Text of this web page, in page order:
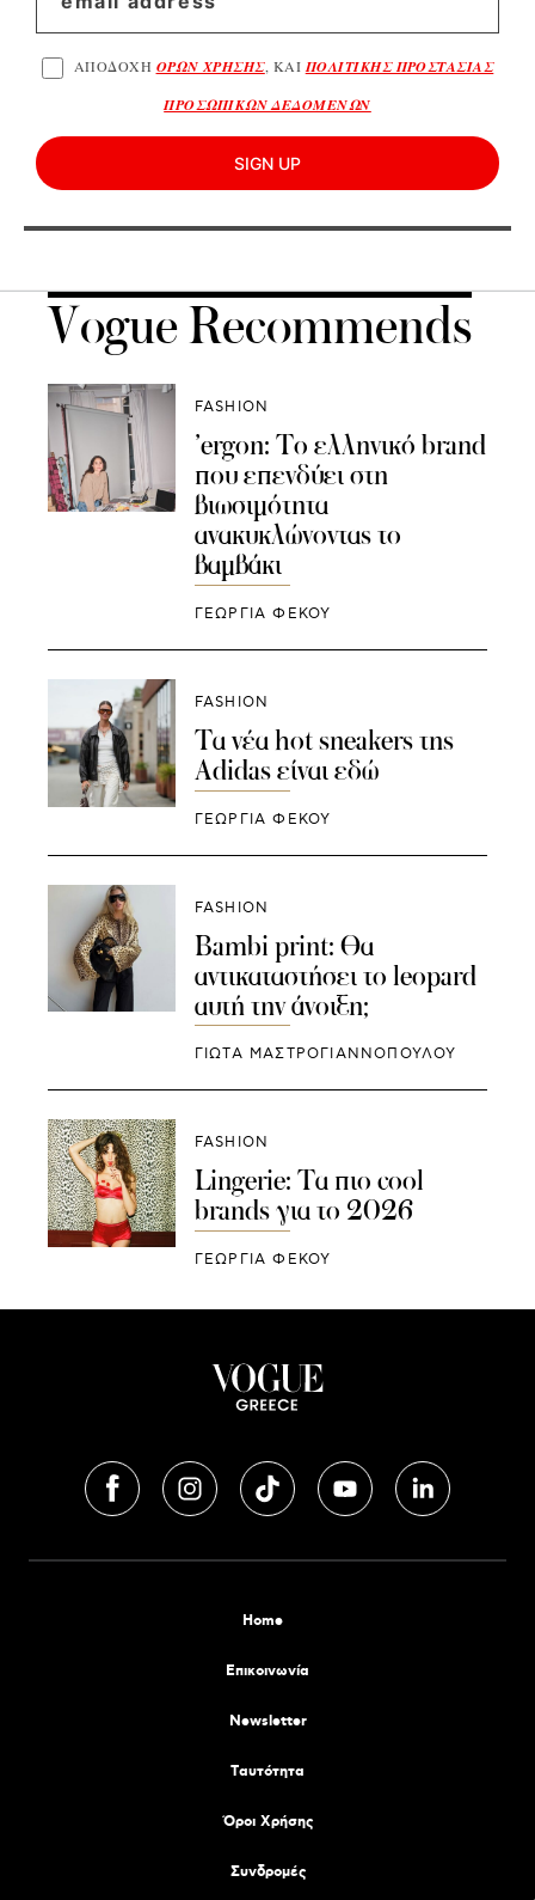
ΑΠΟΔΟΧΗ ΟΡΩΝ ΧΡΗΣΗΣ, ΚΑΙΠΟΛΙΤΙΚΗΣ ΠΡΟΣΤΑΣΙΑΣ
ΠΡΟΣΩΠΙΚΩΝ ΔΕΔΟΜΕΝΩΝ
SIGN UP
Vogue Recommends
FASHION
’ergon: Το ελληνικό brand
που επενδύει στη
βιωσιμότητα
ανακυκλώνοντας το
βαμβάκι
ΓΕΩΡΓΙΑ ΦΕΚΟΥ
FASHION
Tα νέα hot sneakers της
Adidas είναι εδώ
ΓΕΩΡΓΙΑ ΦΕΚΟΥ
FASHION
Bambi print: Θα
αντικαταστήσει το leopard
αυτή την άνοιξη;
ΓΙΩΤΑ ΜΑΣΤΡΟΓΙΑΝΝΟΠΟΥΛΟΥ
FASHION
Lingerie: Τα πιο cool
brands για το 2026
ΓΕΩΡΓΙΑ ΦΕΚΟΥ
Home
Επικοινωνία
Newsletter
Tαυτότητα
Όροι Χρήσης
Συνδρομές